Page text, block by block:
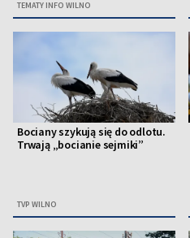
TEMATY INFO WILNO
Bociany szykują się do odlotu.
Trwają „bocianie sejmiki”
TVP WILNO